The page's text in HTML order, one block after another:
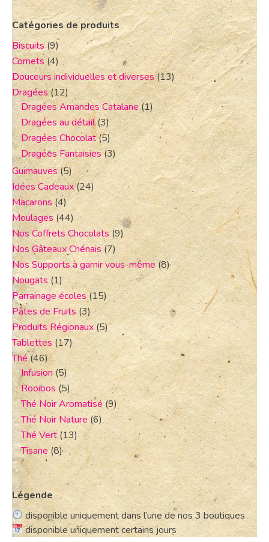
Catégories de produits
Biscuits(9)
Cornets(4)
Douceurs individuelles et diverses (13)
Dragées(12)
Dragées Amandes Catalane(1)
Dragées au détail(3)
Dragées Chocolat(5)
Dragées Fantaisies (3)
Guimauves (5)
Idées Cadeaux(24)
Macarons(4)
Moulages(44)
Nos Coffrets Chocolats (9)
Nos Gâteaux Chénais (7)
Nos Supports à garnir vous-même(8)
Nougats (1)
Parrainage écoles (15)
Pâtes de Fruits (3)
Produits Régionaux(5)
Tablettes(17)
Thé (46)
Infusion(5)
Rooibos (5)
Thé Noir Aromatisé (9)
Thé Noir Nature (6)
Thé Vert (13)
Tisane (8)
Légende
disponible uniquement dans l’une de nos 3 boutiques
disponible uniquement certains jours